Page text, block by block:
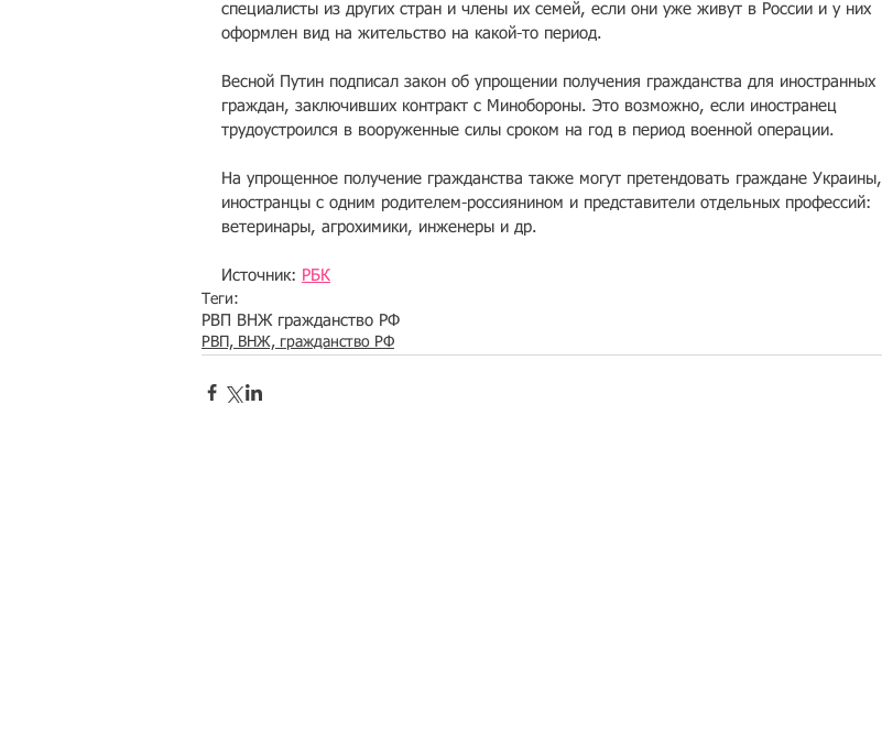
специалисты из других стран и члены их семей, если они уже живут в России и у них
оформлен вид на жительство на какой-то период.
Весной Путин подписал закон об упрощении получения гражданства для иностранных
граждан, заключивших контракт с Минобороны. Это возможно, если иностранец
трудоустроился в вооруженные силы сроком на год в период военной операции.
На упрощенное получение гражданства также могут претендовать граждане Украины,
иностранцы с одним родителем-россиянином и представители отдельных профессий:
ветеринары, агрохимики, инженеры и др.
Источник: РБК
Теги:
РВП ВНЖ гражданство РФ
РВП, ВНЖ, гражданство РФ